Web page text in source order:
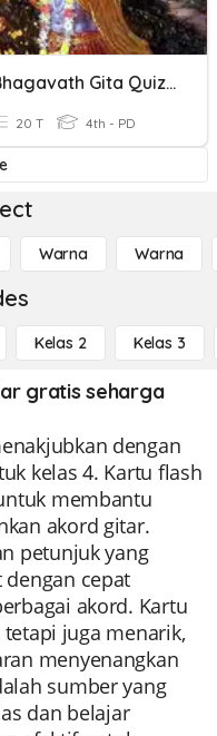
Bhagavath Gita Quiz - BG.1.9 - BG.1.12
20 T 4th - PD
Warna Warna
Kelas 2 Kelas 3
gratis seharga
dengan
kelas 4. Kartu flash
membantu
akord gitar.
petunjuk yang
cepat
akord. Kartu
juga menarik,
menyenangkan
sumber yang
dan belajar